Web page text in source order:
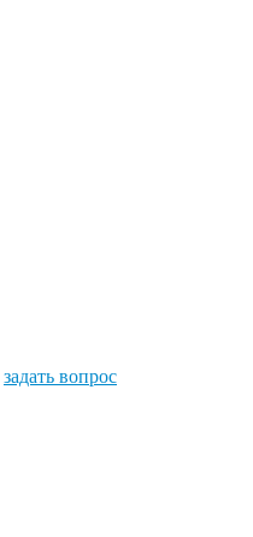
задать вопрос